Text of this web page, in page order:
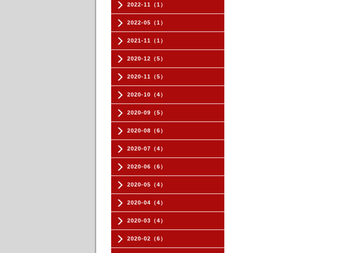
2022-11（1）
2022-05（1）
2021-11（1）
2020-12（5）
2020-11（5）
2020-10（4）
2020-09（5）
2020-08（6）
2020-07（4）
2020-06（6）
2020-05（4）
2020-04（4）
2020-03（4）
2020-02（6）